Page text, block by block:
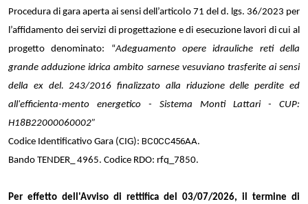
Procedura di gara aperta ai sensi dell’articolo 71 del d. lgs. 36/2023 per
l’affidamento dei servizi di progettazione e di esecuzione lavori di cui al
progetto denominato: “Adeguamento opere idrauliche reti della
grande adduzione idrica ambito sarnese vesuviano trasferite ai sensi
della ex del. 243/2016 finalizzato alla riduzione delle perdite ed
all'efficienta-mento energetico - Sistema Monti Lattari - CUP:
H18B22000060002”
Codice Identificativo Gara (CIG): BC0CC456AA.
Bando TENDER_
4965. Codice RDO: rfq_7850.
Per effetto dell'Avviso di rettifica del 03/07/2026, il termine di